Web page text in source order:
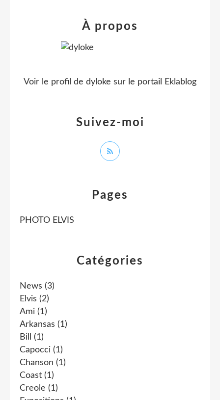
Catégories
News (3)
Elvis (2)
Ami (1)
Arkansas (1)
Bill
(1)
Capocci (1)
Chanson (1)
Coast (1)
Creole (1)
Pages
PHOTO ELVIS
Suivez-moi
À propos
Voir le profil de dyloke sur le portail Eklablog